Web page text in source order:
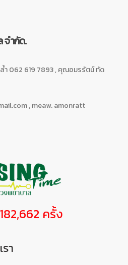
จำกัด.
062 619 7893 , คุณอมรรัตน์ ทัด
, meaw. amonratt
ครั้ง
า